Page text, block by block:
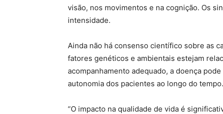
visão, nos movimentos e na cognição. Os
intensidade.
Ainda não há consenso científico sobre as
fatores genéticos e ambientais estejam
acompanhamento adequado, a doença
autonomia dos pacientes ao longo do tempo.
“O impacto na qualidade de vida é